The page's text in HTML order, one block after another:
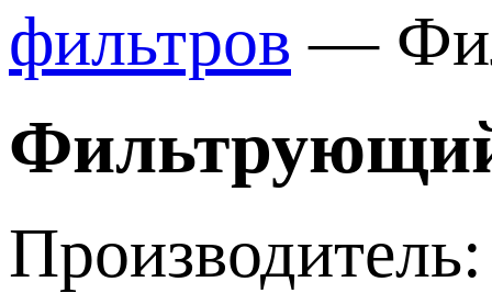
фильтров —
Производитель: